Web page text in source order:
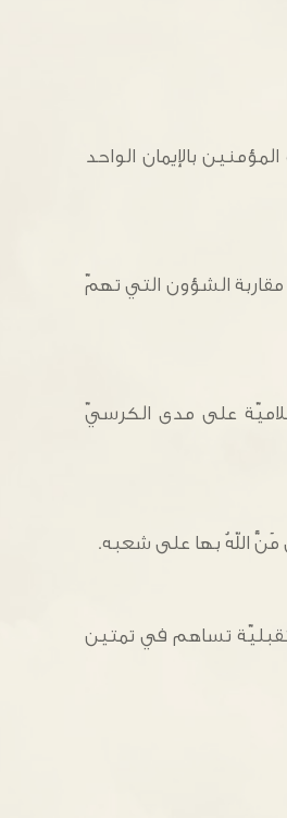
بالإيمان الواحد
الشؤون التي تهمّ
على مدى الكرسيّ
مَنَّ اللهُ بها على شعبه.
تساهم في تمتين